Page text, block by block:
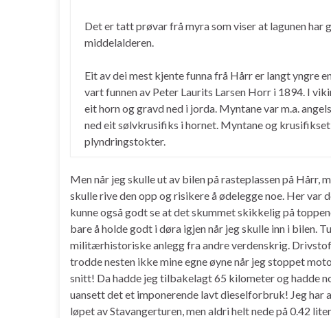
Det er tatt prøvar frå myra som viser at lagunen har
middelalderen.
Eit av dei mest kjente funna frå Hårr er langt yngre
vart funnen av Peter Laurits Larsen Horr i 1894. I
eit horn og gravd ned i jorda. Myntane var m.a.
ned eit sølvkrusifiks i hornet. Myntane og
plyndringstokter.
Men når jeg skulle ut av bilen på rasteplassen på
skulle rive den opp og risikere å ødelegge noe. Her var
kunne også godt se at det skummet skikkelig på
bare å holde godt i døra igjen når jeg skulle inn i bilen.
militærhistoriske anlegg fra andre verdenskrig.
trodde nesten ikke mine egne øyne når jeg stoppet
snitt! Da hadde jeg tilbakelagt 65 kilometer og hadde
uansett det et imponerende lavt dieselforbruk! Jeg
løpet av Stavangerturen, men aldri helt nede på 0.42